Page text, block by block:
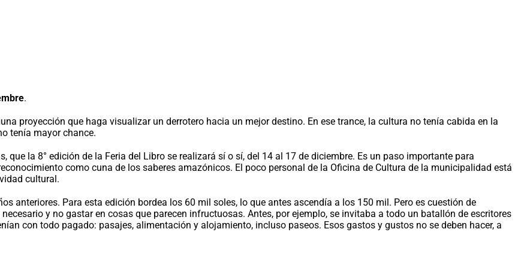
.
proyección que haga visualizar un derrotero hacia un mejor destino. En ese trance, la cultura no tenía cabida en la
tenía mayor chance.
la 8° edición de la Feria del Libro se realizará sí o sí, del 14 al 17 de diciembre. Es un paso importante para
como cuna de los saberes amazónicos. El poco personal de la Oficina de Cultura de la municipalidad está
cultural.
anteriores. Para esta edición bordea los 60 mil soles, lo que antes ascendía a los 150 mil. Pero es cuestión de
y no gastar en cosas que parecen infructuosas. Antes, por ejemplo, se invitaba a todo un batallón de escritores
con todo pagado: pasajes, alimentación y alojamiento, incluso paseos. Esos gastos y gustos no se deben hacer, a